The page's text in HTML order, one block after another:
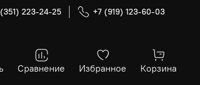
223-24-25 +7 (919) 123-60-03
Сравнение Избранное Корзина